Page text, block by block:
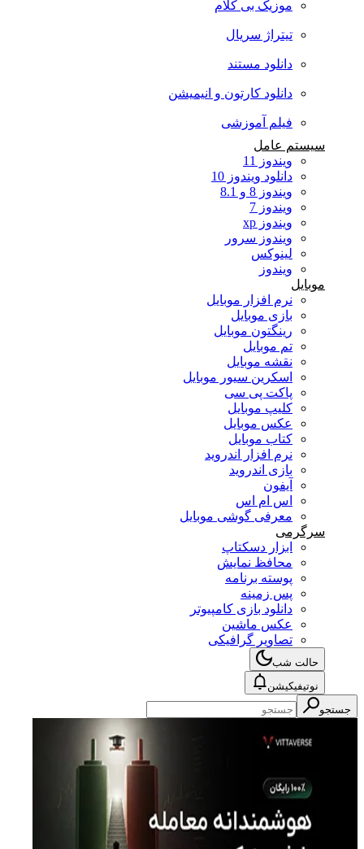
موزیک بی کلام
تیتراژ سریال
دانلود مستند
دانلود کارتون و انیمیشن
فیلم آموزشی
سیستم عامل
ویندوز 11
دانلود ویندوز 10
ویندوز 8 و 8.1
ویندوز 7
ویندوز xp
ویندوز سرور
لینوکس
ویندوز
موبایل
نرم افزار موبایل
بازی موبایل
رینگتون موبایل
تم موبایل
نقشه موبایل
اسکرین سیور موبایل
پاکت پی سی
کلیپ موبایل
عکس موبایل
کتاب موبایل
نرم افزار اندروید
بازی اندروید
آیفون
اس ام اس
معرفی گوشی موبایل
سرگرمی
ابزار دسکتاپ
محافظ نمایش
پوسته برنامه
پس زمینه
دانلود بازی کامپیوتر
عکس ماشین
تصاویر گرافیکی
حالت شب
نوتیفیکیشن
جستجو